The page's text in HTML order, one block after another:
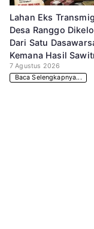
Lahan Eks
Desa Ranggo
Dari Satu
Kemana Hasil
7 Agustus 2026
Baca Selengkapnya...